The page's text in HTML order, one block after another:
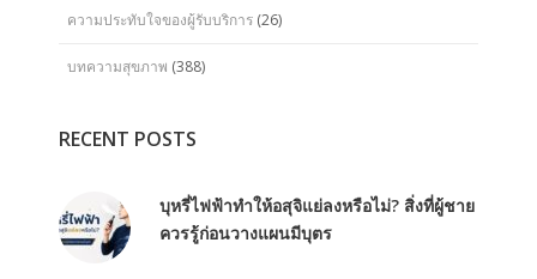
ความประทับใจของผู้รับบริการ (26)
บทความสุขภาพ (388)
RECENT POSTS
บุหรี่ไฟฟ้าทำให้อสุจิแย่ลงหรือไม่? สิ่งที่ผู้ชาย
ควรรู้ก่อนวางแผนมีบุตร